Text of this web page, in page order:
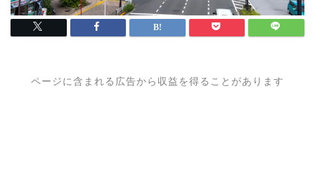
ページに含まれる広告から収益を得ることがあります